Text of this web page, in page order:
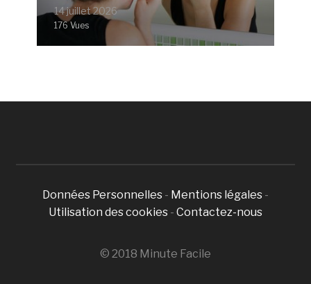
14 juillet 2026
176 Vues
Données Personnelles - Mentions légales -
Utilisation des cookies - Contactez-nous
© 2018 Minute Facile